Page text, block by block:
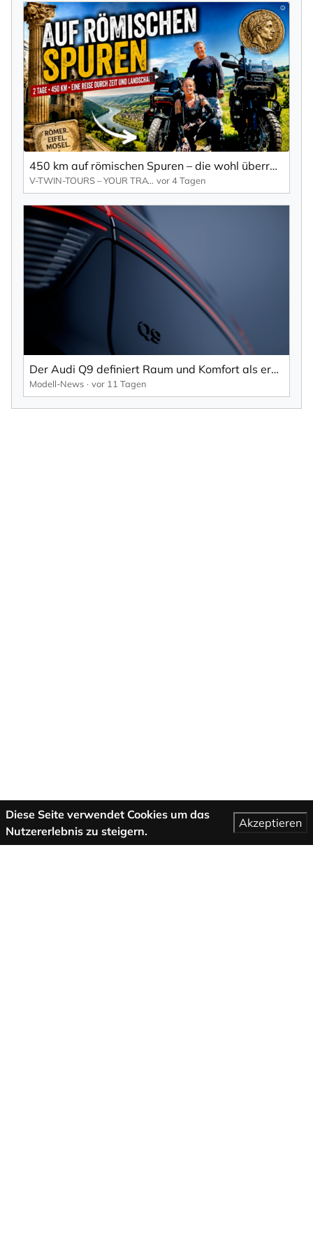
450 km auf römischen Spuren – die wohl überraschendste Motorradtour der Eifel
V-TWIN-TOURS – YOUR TRAVELMAKER vor 4 Tagen
Der Audi Q9 definiert Raum und Komfort als erster seiner Art.
Modell-News vor 11 Tagen
Diese Seite verwendet Cookies um das
Nutzererlebnis zu steigern.
Akzeptieren